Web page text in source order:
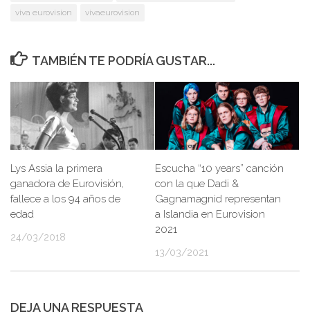
viva eurovision vivaeurovision
TAMBIÉN TE PODRÍA GUSTAR...
Lys Assia la primera
ganadora de Eurovisión,
fallece a los 94 años de
edad
24/03/2018
Escucha “10 years” canción
con la que Dadi &
Gagnamagnid representan
a Islandia en Eurovision
2021
13/03/2021
DEJA UNA RESPUESTA